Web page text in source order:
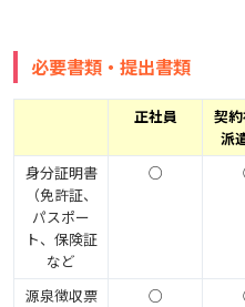
必要書類・提出書類
正社員
契約
派
身分証明書
（免許証、
パスポー
ト、保険証
など
○
源泉徴収票 ○